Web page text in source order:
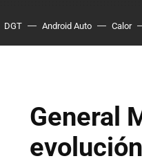
DGT Android Auto Calor
General